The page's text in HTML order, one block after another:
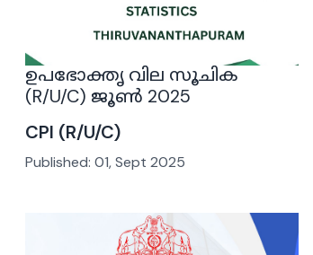
ഉപഭോക്തൃ വില സൂചിക
(R/U/C) ജൂൺ 2025
CPI (R/U/C)
Published: 01, Sept 2025